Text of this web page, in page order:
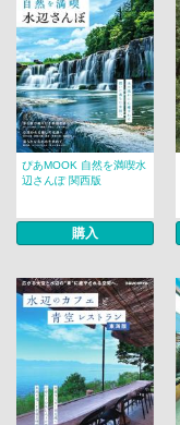
ぴあMOOK 自然を満喫水
辺さんぽ 関西版
購入